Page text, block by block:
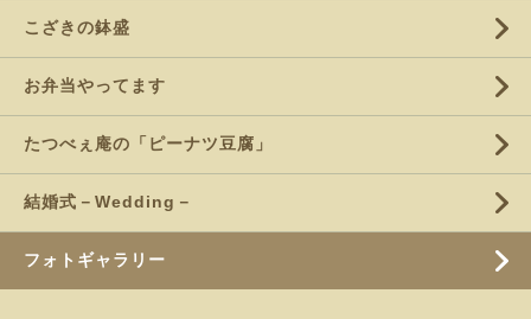
こざきの鉢盛
お弁当やってます
たつべぇ庵の「ピーナツ豆腐」
結婚式－Wedding－
フォトギャラリー